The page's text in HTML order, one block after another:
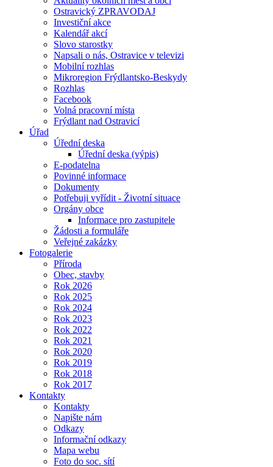
Ostravický ZPRAVODAJ
Investiční akce
Kalendář akcí
Slovo starostky
Napsali o nás, Ostravice v televizi
Mobilní rozhlas
Mikroregion Frýdlantsko-Beskydy
Rozhlas
Facebook
Volná pracovní místa
Frýdlant nad Ostravicí
Úřad
Úřední deska
Úřední deska (výpis)
E-podatelna
Povinné informace
Dokumenty
Potřebuji vyřídit - Životní situace
Orgány obce
Informace pro zastupitele
Žádosti a formuláře
Veřejné zakázky
Fotogalerie
Příroda
Obec, stavby
Rok 2026
Rok 2025
Rok 2024
Rok 2023
Rok 2022
Rok 2021
Rok 2020
Rok 2019
Rok 2018
Rok 2017
Kontakty
Kontakty
Napište nám
Odkazy
Informační odkazy
Mapa webu
Foto do soc. sítí